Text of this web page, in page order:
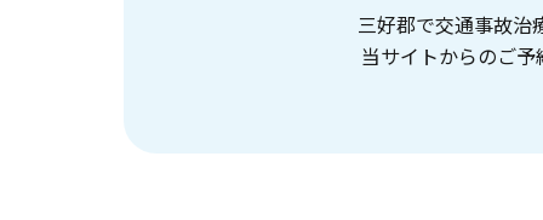
三好郡で交通事故治
当サイトからのご